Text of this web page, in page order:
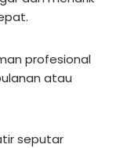
profesional
atau
seputar